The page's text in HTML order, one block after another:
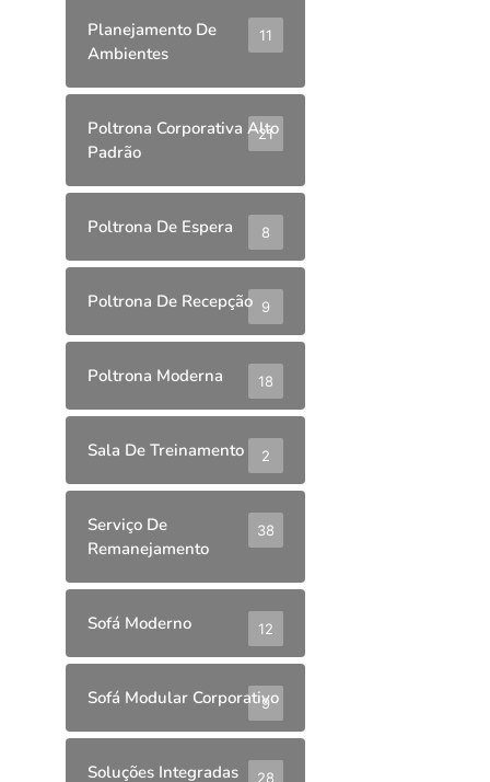
Planejamento De
Ambientes
11
Poltrona Corporativa Alto
Padrão
21
Poltrona De Espera 8
Poltrona De Recepção 9
Poltrona Moderna 18
Sala De Treinamento 2
Serviço De
Remanejamento
38
Sofá Moderno 12
Sofá Modular Corporativo
9
Soluções Integradas 28